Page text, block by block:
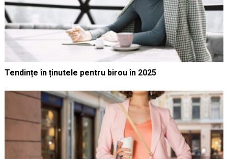
Tendințe în ținutele pentru birou în 2025